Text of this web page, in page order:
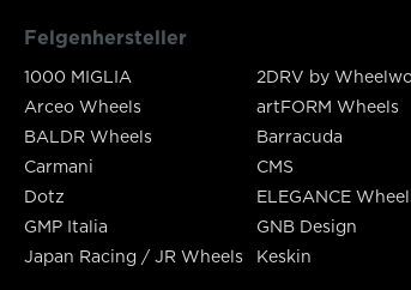
Felgenhersteller
1000 MIGLIA 2DRV by
Arceo Wheels
artFORM Wheels
BALDR Wheels
Barracuda
Carmani
CMS
Dotz
ELEGANCE
GMP Italia
GNB Design
Japan Racing / JR Wheels
Keskin